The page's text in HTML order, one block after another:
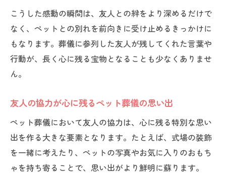
こうした感動の瞬間は、友人との絆をより深めるだけで
なく、ペットとの別れを前向きに受け止めるきっかけに
もなります。葬儀に参列した友人が残してくれた言葉や
行動が、長く心に残る宝物となることも少なくありませ
ん。
友人の協力が心に残るペット葬儀の思い出
ペット葬儀において友人の協力は、心に残る特別な思い
出を作る大きな要素となります。たとえば、式場の装飾
を一緒に考えたり、ペットの写真やお気に入りのおもち
ゃを持ち寄ることで、思い出がより鮮明に蘇ります。